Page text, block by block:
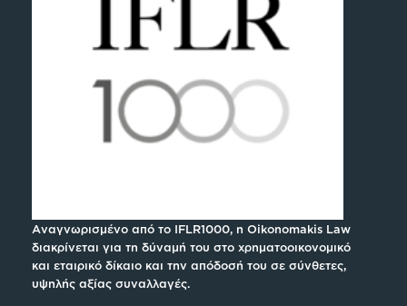
Αναγνωρισμένο από το IFLR1000, η Oikonomakis Law
διακρίνεται για τη δύναμή του στο χρηματοοικονομικό
και εταιρικό δίκαιο και την απόδοσή του σε σύνθετες,
υψηλής αξίας συναλλαγές.